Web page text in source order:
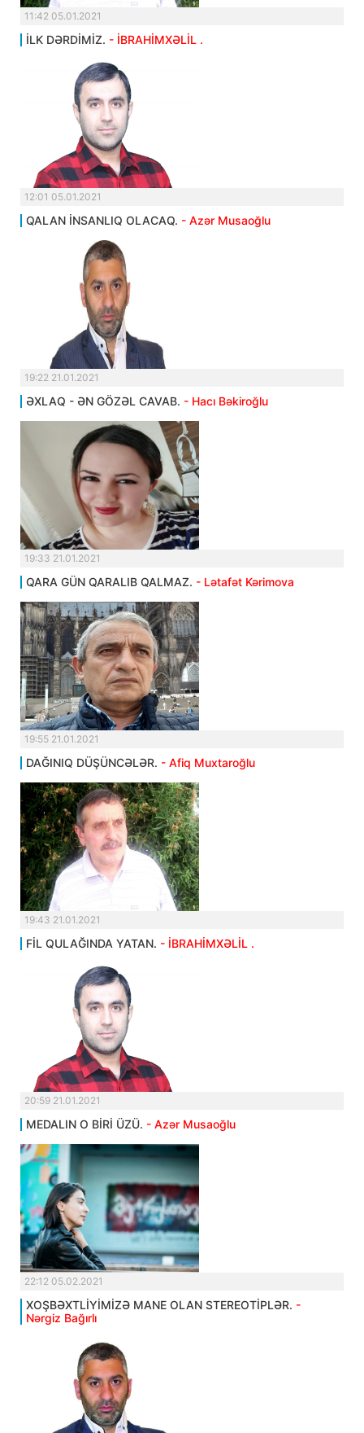
11:42 05.01.2021
İLK DƏRDİMİZ. - İBRAHİMXƏLİL .
12:01 05.01.2021
QALAN İNSANLIQ OLACAQ. - Azər Musaoğlu
19:22 21.01.2021
ƏXLAQ - ƏN GÖZƏL CAVAB. - Hacı Bəkiroğlu
19:33 21.01.2021
QARA GÜN QARALIB QALMAZ. - Lətafət Kərimova
19:55 21.01.2021
DAĞINIQ DÜŞÜNCƏLƏR. - Afiq Muxtaroğlu
19:43 21.01.2021
FİL QULAĞINDA YATAN. - İBRAHİMXƏLİL .
20:59 21.01.2021
MEDALIN O BİRİ ÜZÜ. - Azər Musaoğlu
22:12 05.02.2021
XOŞBƏXTLİYİMİZƏ MANE OLAN STEREOTİPLƏR. -
Nərgiz Bağırlı